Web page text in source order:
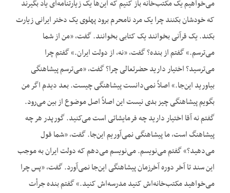
می‌خواهیم یک مکتب‌خانه باز کنیم که این‌ها یک زیارتنامه‌ای یاد بگیرند
که خودشان بکنند چرا یک مرد نامحرم برود پهلوی یک دختر ایرانی زیارت
بکند. یک قرآنی بخوانند یک کتابی بخوانند. گفت، «من از شما
می‌ترسم.» گفتم از بنده؟ گفت، «نه، از دولت ایران.» گفتم چرا
می‌ترسید؟ اختیار دارید حضرتعالی چرا؟ گفت، «می‌ترسم پیشاهنگی
بیاورید این‌جا.» اصلاً نمی‌دانست پیشاهنگی چیست. بعد دیدم اگر من
بگویم پیشاهنگی چیز بدی نیست این اصلاً اصل موضوع از بین می‌رود.
گفتم نه آقا اختیار دارید چه فرمایشاتی است می‌کنید. گورپدر هر چه
پیشاهنگ است، ما پیشاهنگی نمی‌آوریم این‌جا. گفت، «شما قول
می‌دهید؟» گفتم می‌نویسم. می‌نویسم می‌دهم که دولت ایران به موجب
این سند تا آخر دوره آخرزمان پیشاهنگی این‌جا نمی‌آورد. گفت، «پس چرا
می‌خواهید مکتب‌خانه‌اش کنید مدرسه‌اش کنید.» گفتم بنده جرأت